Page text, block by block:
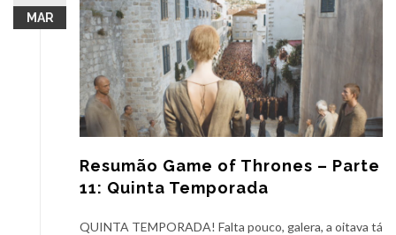
MAR
Resumão Game of Thrones – Parte
11: Quinta Temporada
QUINTA TEMPORADA! Falta pouco, galera, a oitava tá